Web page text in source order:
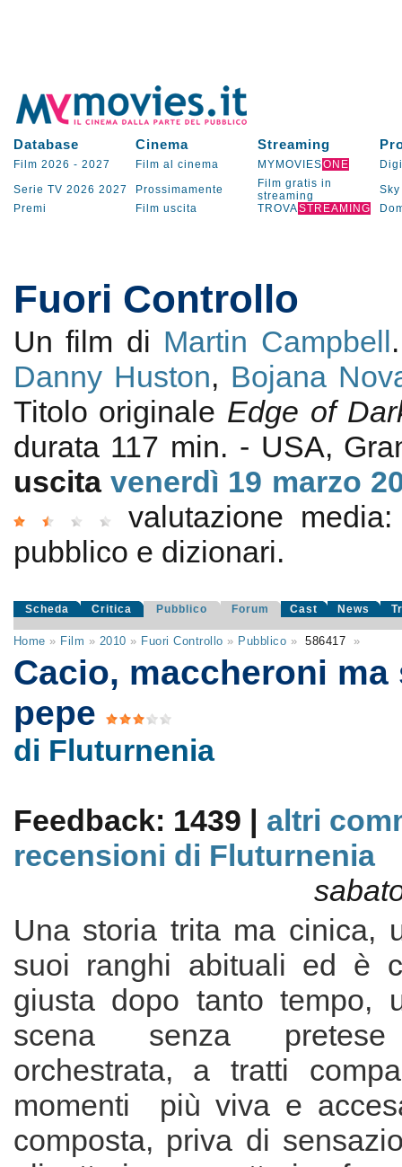
Database Cinema Streaming
Film 2026 - 2027 Film al cinema MYMOVIESONE
Serie TV 2026 2027 Prossimamente
Film gratis in
streaming
Sky
Premi
Film uscita TROVASTREAMING
Fuori Controllo
Un film di Martin Campbell
Danny Huston, Bojana
Titolo originale Edge of
durata 117 min. - USA,
uscita venerdì 19 marzo
valutazione
pubblico e dizionari.
Scheda Critica Pubblico Forum Cast News
Home » Film » 2010 » Fuori Controllo » Pubblico » 586417 »
Cacio, maccheroni ma
pepe
di Fluturnenia
Feedback: 1439 | altri
recensioni di Fluturnenia
Una storia trita ma cinica,
suoi ranghi abituali ed è
giusta dopo tanto tempo,
scena senza
orchestrata, a tratti
momenti più viva e
composta, priva di